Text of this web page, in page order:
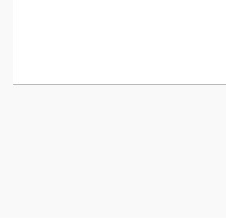
Görüş ve önerileriniz için teşekkür ederiz.